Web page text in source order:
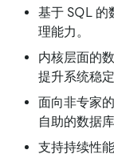
基于 SQL 的
理能力。
内核层面的
提升系统稳
面向非专家
自助的数据
支持持续性